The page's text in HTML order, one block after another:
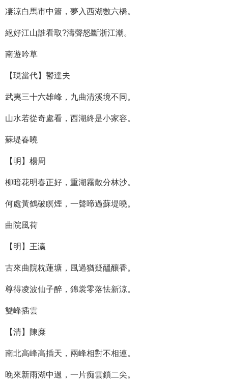
凄涼白馬市中簫，夢入西湖數六橋。
絕好江山誰看取?濤聲怒斷浙江潮。
南遊吟草
【現當代】鬱達夫
武夷三十六雄峰，九曲清溪境不同。
山水若從奇處看，西湖終是小家容。
蘇堤春曉
【明】楊周
柳暗花明春正好，重湖霧散分林沙。
何處黃鶴破瞑煙，一聲啼過蘇堤曉。
曲院風荷
【明】王瀛
古來曲院枕蓮塘，風過猶疑醞釀香。
尊得凌波仙子醉，錦裳零落怯新涼。
雙峰插雲
【清】陳糜
南北高峰高插天，兩峰相對不相連。
晚來新雨湖中過，一片痴雲鎖二尖。